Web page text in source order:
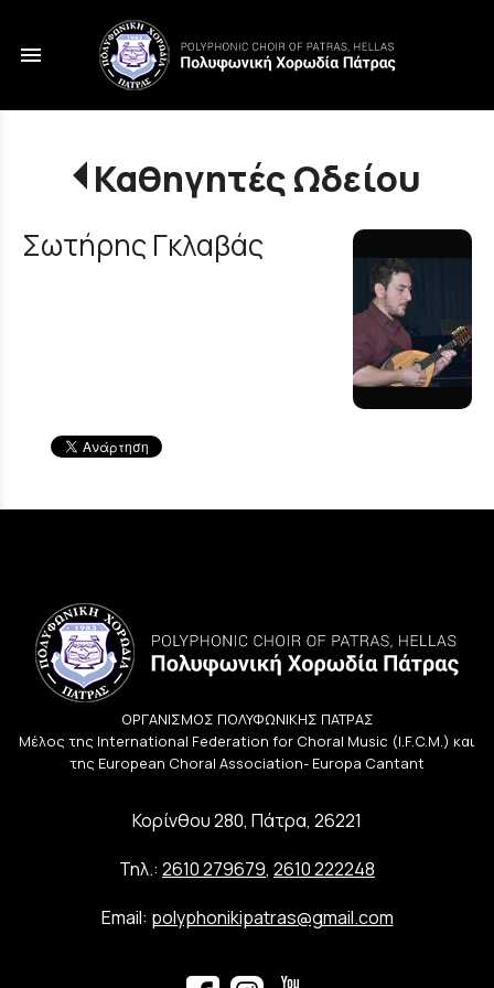
menu
Καθηγητές Ωδείου
Σωτήρης Γκλαβάς
ΟΡΓΑΝΙΣΜΟΣ ΠΟΛΥΦΩΝΙΚΗΣ ΠΑΤΡΑΣ
Μέλος της International Federation for Choral Music (I.F.C.M.) και
της European Choral Association- Europa Cantant
Κορίνθου 280, Πάτρα, 26221
Τηλ.: 2610 279679, 2610 222248
Email: polyphonikipatras@gmail.com